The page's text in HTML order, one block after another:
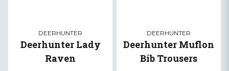
DEERHUNTER
Deerhunter Lady
Raven
DEERHUNTER
Deerhunter Muflon
Bib Trousers